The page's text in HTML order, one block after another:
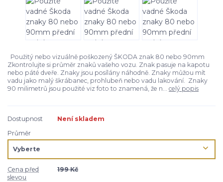
Použitý nebo vizuálně poškozený ŠKODA znak 80 nebo 90mm
Zkontrolujte si průměr znaků vašeho vozu. Znak pasuje na kapotu
nebo páté dveře. Znaky jsou posílány náhodně. Znaky můžou mít
vadu jako malý škrábanec, prohlubeň nebo vadu lakování. Znaky
90 milimetrů jsou použité viz foto to znamená, že n... celý popis
Dostupnost
Není skladem
Průměr
Cena před
slevou
199 Kč